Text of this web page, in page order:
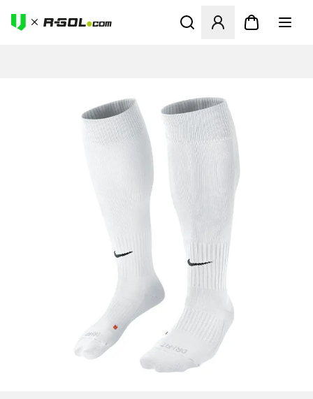
Megnyit egy modált a